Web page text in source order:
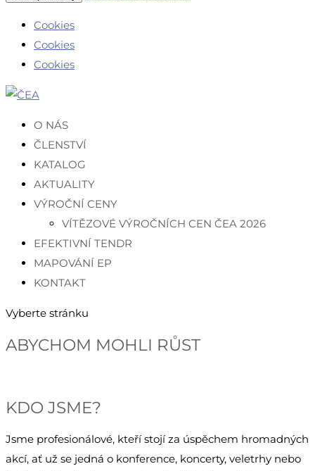
Cookies
Cookies
Cookies
O NÁS
ČLENSTVÍ
KATALOG
AKTUALITY
VÝROČNÍ CENY
VÍTĚZOVÉ VÝROČNÍCH CEN ČEA 2026
EFEKTIVNÍ TENDR
MAPOVÁNÍ EP
KONTAKT
Vyberte stránku
ABYCHOM MOHLI RŮST
KDO JSME?
Jsme profesionálové, kteří stojí za úspěchem hromadných
akcí, ať už se jedná o konference, koncerty, veletrhy nebo